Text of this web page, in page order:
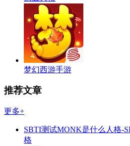
梦幻西游手游
推荐文章
更多+
SBTI测试MONK是什么人格-
格